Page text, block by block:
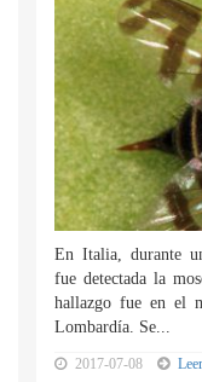
En Italia, durante
fue detectada la
hallazgo fue en el
Lombardía. Se...
2017-07-08